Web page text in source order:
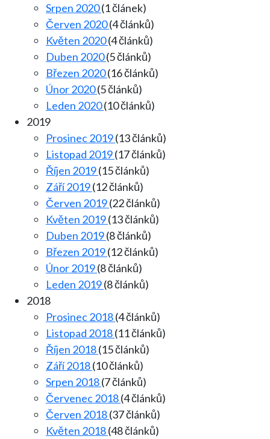
Srpen 2020(1 článek)
Červen 2020(4 článků)
Květen 2020(4 článků)
Duben 2020(5 článků)
Březen 2020(16 článků)
Únor 2020(5 článků)
Leden 2020(10 článků)
2019
Prosinec 2019(13 článků)
Listopad 2019(17 článků)
Říjen 2019(15 článků)
Září 2019(12 článků)
Červen 2019(22 článků)
Květen 2019(13 článků)
Duben 2019(8 článků)
Březen 2019(12 článků)
Únor 2019(8 článků)
Leden 2019(8 článků)
2018
Prosinec 2018(4 článků)
Listopad 2018(11 článků)
Říjen 2018(15 článků)
Září 2018(10 článků)
Srpen 2018(7 článků)
Červenec 2018(4 článků)
Červen 2018(37 článků)
Květen 2018(48 článků)